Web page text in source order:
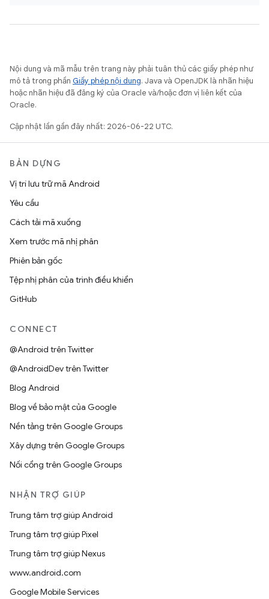
Nội dung và mã mẫu trên trang này phải tuân thủ các giấy phép như
mô tả trong phần Giấy phép nội dung. Java và OpenJDK là nhãn hiệu
hoặc nhãn hiệu đã đăng ký của Oracle và/hoặc đơn vị liên kết của
Oracle.
Cập nhật lần gần đây nhất: 2026-06-22 UTC.
BẢN DỰNG
Vị trí lưu trữ mã Android
Yêu cầu
Cách tải mã xuống
Xem trước mã nhị phân
Phiên bản gốc
Tệp nhị phân của trình điều khiển
GitHub
CONNECT
@Android trên Twitter
@AndroidDev trên Twitter
Blog Android
Blog về bảo mật của Google
Nền tảng trên Google Groups
Xây dựng trên Google Groups
Nối cổng trên Google Groups
NHẬN TRỢ GIÚP
Trung tâm trợ giúp Android
Trung tâm trợ giúp Pixel
Trung tâm trợ giúp Nexus
www.android.com
Google Mobile Services